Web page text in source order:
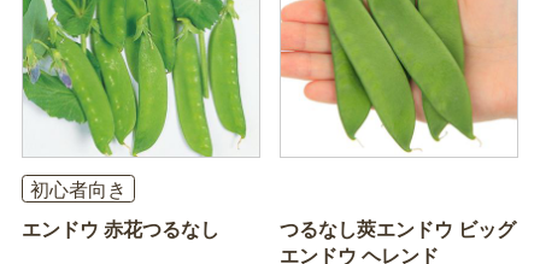
初心者向き
エンドウ 赤花つるなし
つるなし莢エンドウ ビッグ
エンドウ ヘレンド